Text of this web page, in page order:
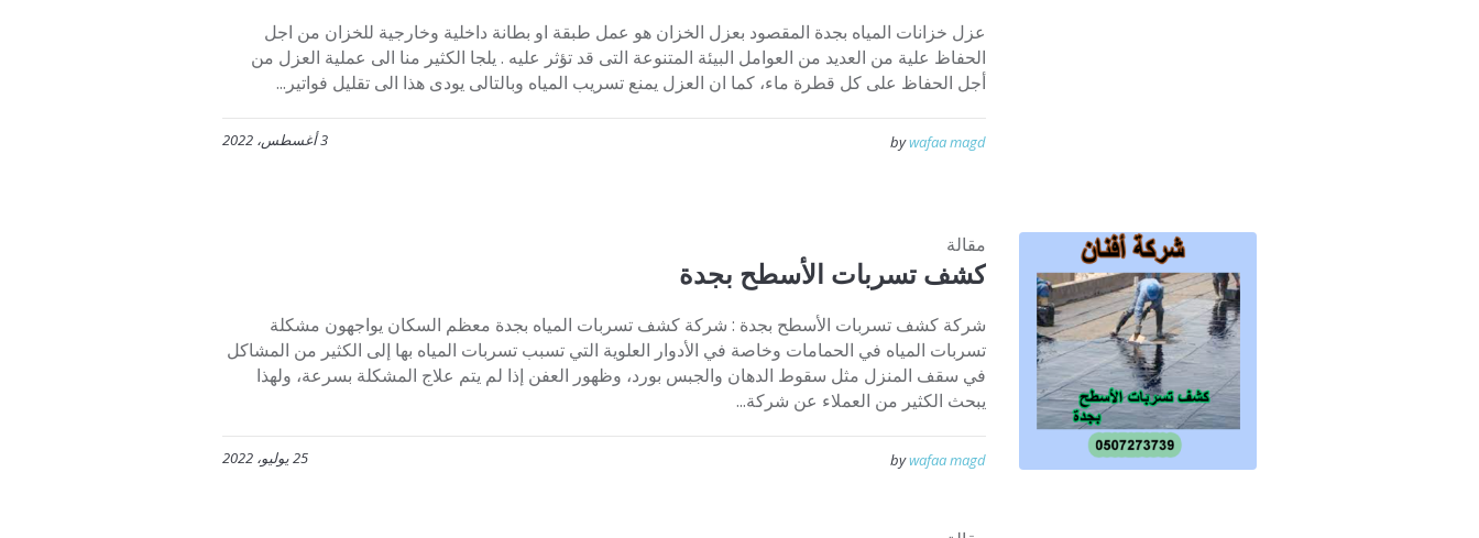
عزل خزانات المياه بجدة المقصود بعزل الخزان هو عمل طبقة او بطانة داخلية وخارجية للخزان من اجل
الحفاظ علية من العديد من العوامل البيئة المتنوعة التى قد تؤثر عليه . يلجا الكثير منا الى عملية العزل من
أجل الحفاظ على كل قطرة ماء، كما ان العزل يمنع تسريب المياه وبالتالى يودى هذا الى تقليل فواتير...
3 أغسطس، 2022 bywafaa magd
مقالة
كشف تسربات الأسطح بجدة
شركة كشف تسربات الأسطح بجدة : شركة كشف تسربات المياه بجدة معظم السكان يواجهون مشكلة
تسربات المياه في الحمامات وخاصة في الأدوار العلوية التي تسبب تسربات المياه بها إلى الكثير من المشاكل
في سقف المنزل مثل سقوط الدهان والجبس بورد، وظهور العفن إذا لم يتم علاج المشكلة بسرعة، ولهذا
يبحث الكثير من العملاء عن شركة...
25 يوليو، 2022 bywafaa magd